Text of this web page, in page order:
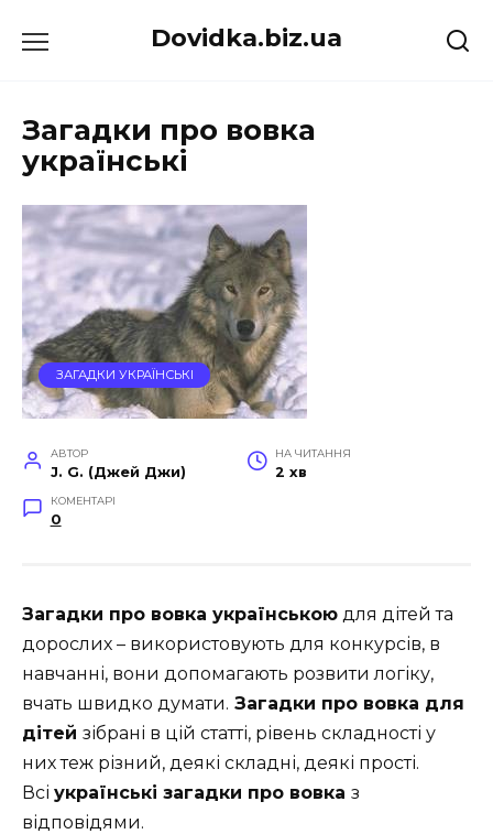
до
Dovidka.biz.ua
Загадки про вовка
українські
ЗАГАДКИ УКРАЇНСЬКІ
АВТОР
J. G. (Джей Джи)
НА ЧИТАННЯ
2 хв
КОМЕНТАРІ
0
Загадки про вовка українською для дітей та
дорослих – використовують для конкурсів, в
навчанні, вони допомагають розвити логіку,
вчать швидко думати. Загадки про вовка для
дітей зібрані в цій статті, рівень складності у
них теж різний, деякі складні, деякі прості.
Всі українські загадки про вовка з
відповідями.